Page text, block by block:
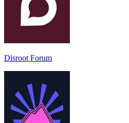
Disroot Forum